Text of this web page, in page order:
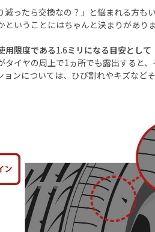
減ったら交換なの？」と悩まれる方
いうことにはちゃんと決まりがありま
用限度である1.6ミリになる目安とし
タイヤの周上で1ヵ所でも露出すると
ョンについては、ひび割れやキズな